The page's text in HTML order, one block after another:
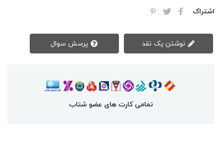
اشتراک
تمامی کارت های عضو شتاب